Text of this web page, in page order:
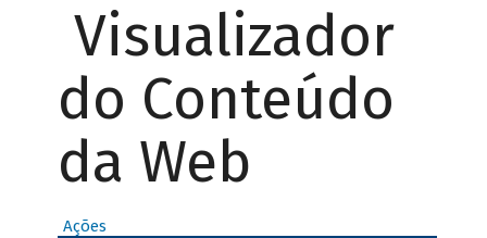
Visualizador
do Conteúdo
da Web
Ações